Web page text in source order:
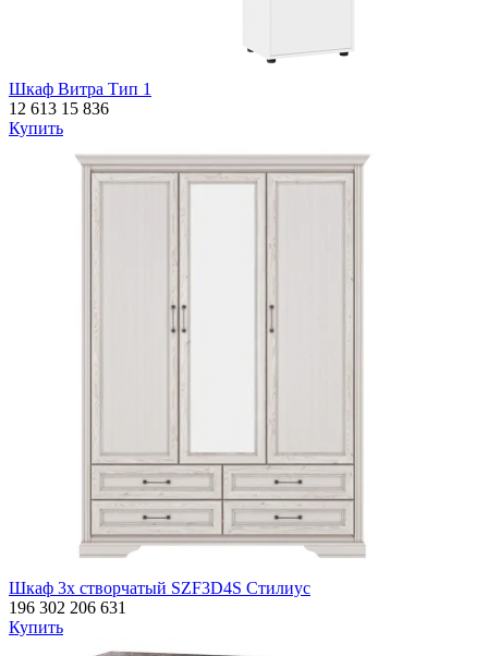
Шкаф Витра Тип 1
12 613 15 836
Купить
Шкаф 3х створчатый SZF3D4S Стилиус
196 302 206 631
Купить